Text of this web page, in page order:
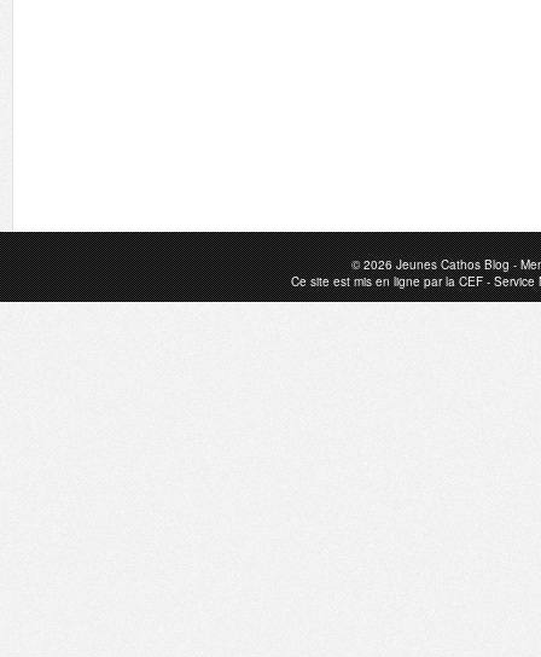
© 2026Jeunes Cathos Blog-
Ce site est mis en ligne par laCEF-Service